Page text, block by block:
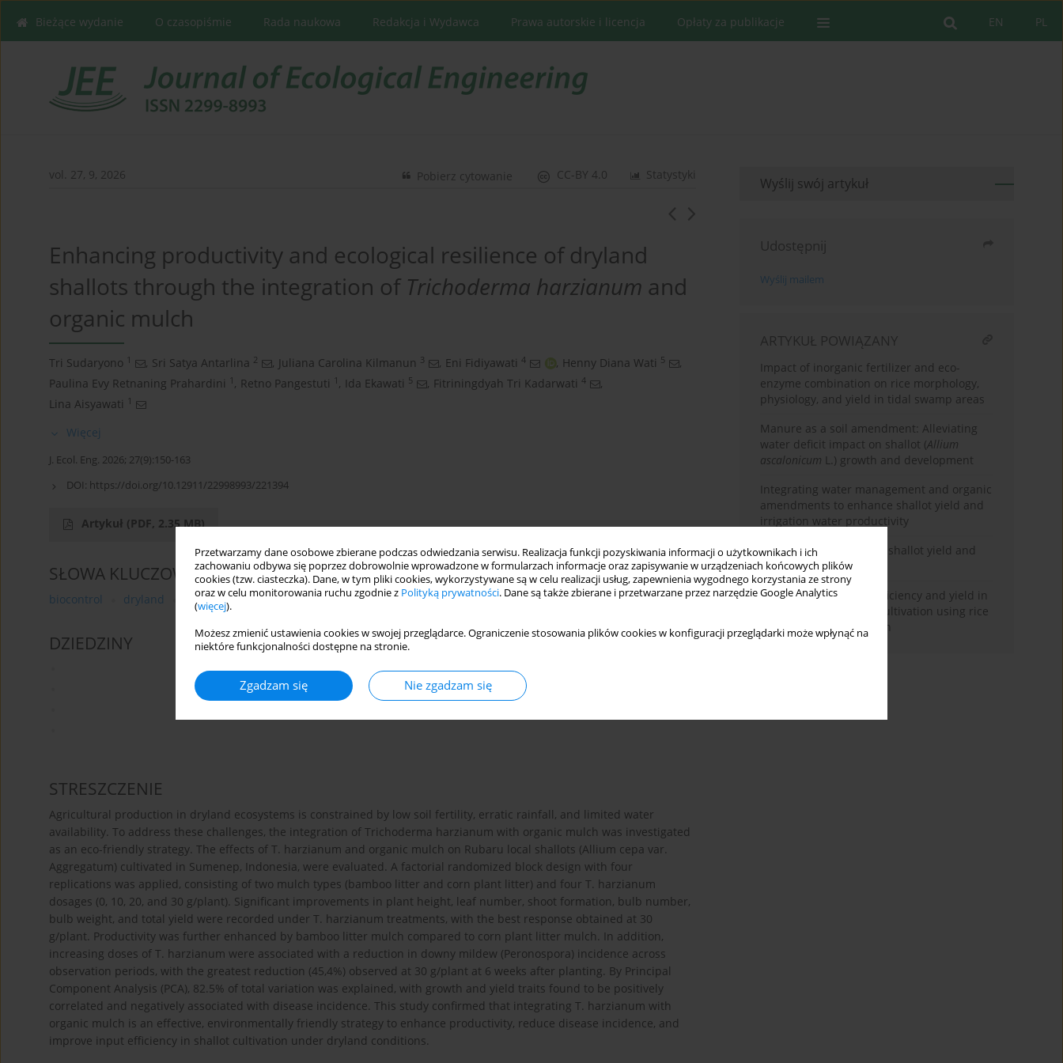
Przetwarzamy dane osobowe zbierane podczas odwiedzania serwisu. Realizacja funkcji pozyskiwania informacji o użytkownikach i ich
zachowaniu odbywa się poprzez dobrowolnie wprowadzone w formularzach informacje oraz zapisywanie w urządzeniach końcowych plików
cookies (tzw. ciasteczka). Dane, w tym pliki cookies, wykorzystywane są w celu realizacji usług, zapewnienia wygodnego korzystania ze strony
oraz w celu monitorowania ruchu zgodnie z Polityką prywatności. Dane są także zbierane i przetwarzane przez narzędzie Google Analytics
(więcej).
Możesz zmienić ustawienia cookies w swojej przeglądarce. Ograniczenie stosowania plików cookies w konfiguracji przeglądarki może wpłynąć na
niektóre funkcjonalności dostępne na stronie.
Zgadzam się Nie zgadzam się
PL
EN
Bieżące wydanie O czasopiśmie Rada naukowa Redakcja i Wydawca Prawa autorskie i licencja Opłaty za publikacje
vol. 27, 9, 2026 Statystyki
CC-BY 4.0
Pobierz cytowanie
Enhancing productivity and ecological resilience of dryland
shallots through the integration of Trichoderma harzianum and
organic mulch
Tri Sudaryono 1 , Sri Satya Antarlina 2 , Juliana Carolina Kilmanun 3 , Eni Fidiyawati 4 , Henny Diana Wati 5
,
Paulina Evy Retnaning Prahardini
1 , Retno Pangestuti 1 , Ida Ekawati 5 , Fitriningdyah Tri Kadarwati 4
,
Lina Aisyawati
1
Więcej
J. Ecol. Eng. 2026; 27(9):150-163
DOI: https://doi.org/10.12911/22998993/221394
Artykuł (PDF, 2.35 MB)
SŁOWA KLUCZOWE
biocontrol dryland organic mulch shallot sustainable intensification Trichoderma harzianum
DZIEDZINY
STRESZCZENIE
Agricultural production in dryland ecosystems is constrained by low soil fertility, erratic rainfall, and limited water
availability. To address these challenges, the integration of Trichoderma harzianum with organic mulch was investigated
as an eco-friendly strategy. The effects of T. harzianum and organic mulch on Rubaru local shallots (Allium cepa var.
Aggregatum) cultivated in Sumenep, Indonesia, were evaluated. A factorial randomized block design with four
replications was applied, consisting of two mulch types (bamboo litter and corn plant litter) and four T. harzianum
dosages (0, 10, 20, and 30 g/plant). Significant improvements in plant height, leaf number, shoot formation, bulb number,
bulb weight, and total yield were recorded under T. harzianum treatments, with the best response obtained at 30
g/plant. Productivity was further enhanced by bamboo litter mulch compared to corn plant litter mulch. In addition,
increasing doses of T. harzianum were associated with a reduction in downy mildew (Peronospora) incidence across
observation periods, with the greatest reduction (45,4%) observed at 30 g/plant at 6 weeks after planting. By Principal
Component Analysis (PCA), 82.5% of total variation was explained, with growth and yield traits found to be positively
correlated and negatively associated with disease incidence. This study confirmed that integrating T. harzianum with
organic mulch is an effective, environmentally friendly strategy to enhance productivity, reduce disease incidence, and
improve input efficiency in shallot cultivation under dryland conditions.
Wyślij swój artykuł
Udostępnij
Wyślij mailem
ARTYKUŁ POWIĄZANY
Impact of inorganic fertilizer and eco-
enzyme combination on rice morphology,
physiology, and yield in tidal swamp areas
Manure as a soil amendment: Alleviating
water deficit impact on shallot (Allium
ascalonicum L.) growth and development
Integrating water management and organic
amendments to enhance shallot yield and
irrigation water productivity
Effects of biologicals on shallot yield and
quality
Improving water use efficiency and yield in
L.) cultivation using rice
husk biochar application